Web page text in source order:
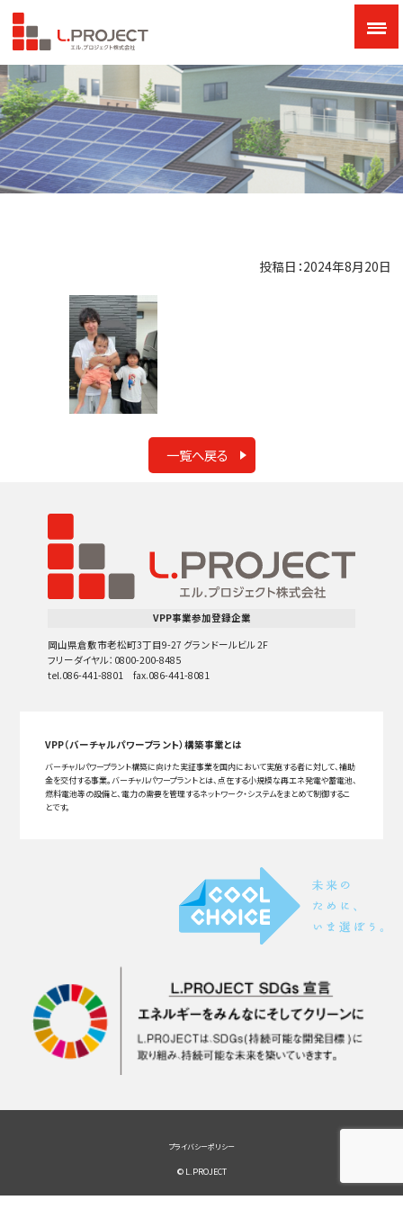
投稿日：2024年8月20日
一覧へ戻る
VPP事業参加登録企業
岡山県倉敷市老松町3丁目9-27 グランドールビル 2F
フリーダイヤル：0800-200-8485
tel.086-441-8801 fax.086-441-8081
VPP（バーチャルパワープラント）構築事業とは
バーチャルパワープラント構築に向けた実証事業を国内において実施する者に対して、補助
金を交付する事業。バーチャルパワープラントとは、点在する小規模な再エネ発電や蓄電池、
燃料電池等の設備と、電力の需要を管理するネットワーク・システムをまとめて制御するこ
とです。
プライバシーポリシー
© L.PROJECT